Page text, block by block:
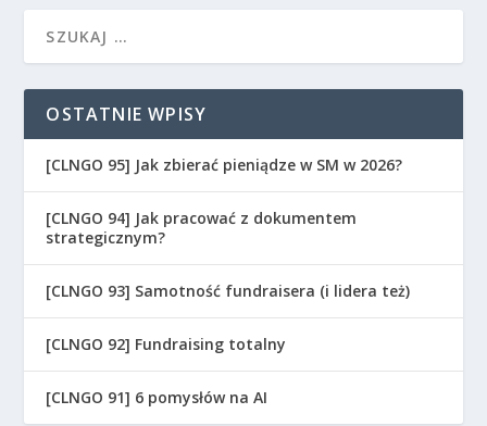
OSTATNIE WPISY
[CLNGO 95] Jak zbierać pieniądze w SM w 2026?
[CLNGO 94] Jak pracować z dokumentem
strategicznym?
[CLNGO 93] Samotność fundraisera (i lidera też)
[CLNGO 92] Fundraising totalny
[CLNGO 91] 6 pomysłów na AI